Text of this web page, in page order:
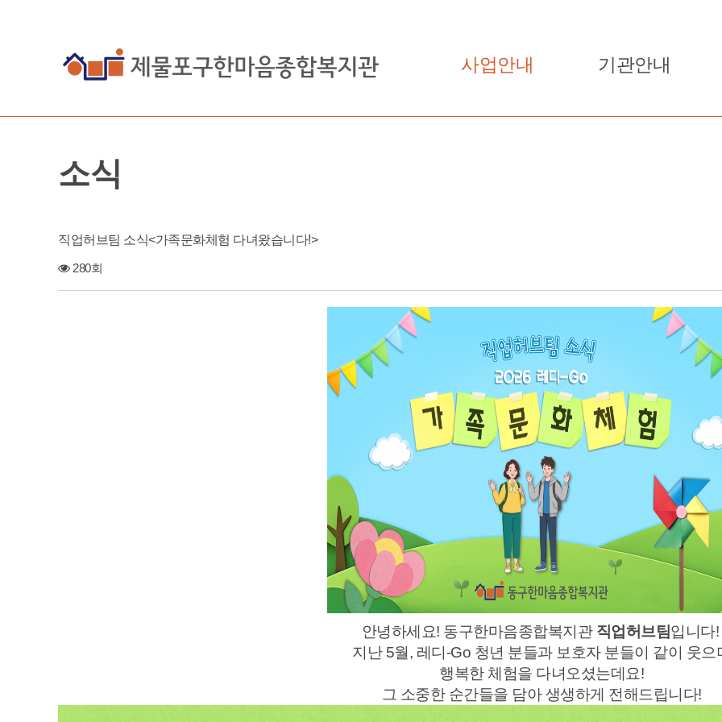
사업안내 기관안내
소식
직업허브팀 소식<가족문화체험 다녀왔습니다!>
280회
안녕하세요! 동구한마음종합복지관 직업허브팀입니다!
지난 5월, 레디-Go 청년 분들과 보호자 분들이 같이 웃으
행복한 체험을 다녀오셨는데요!
그 소중한 순간들을 담아 생생하게 전해드립니다!